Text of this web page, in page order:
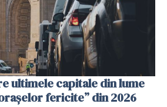
ultimele capitale din lume
fericite” din 2026